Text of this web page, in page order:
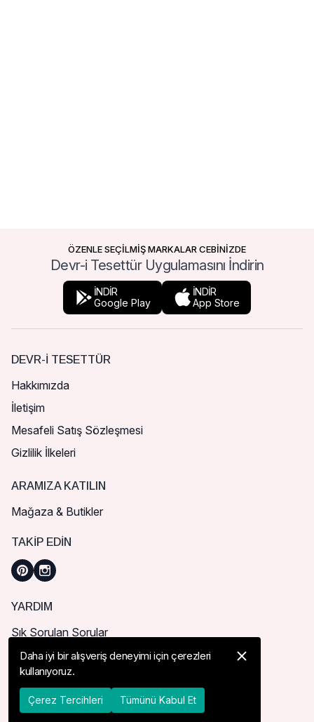
ÖZENLE SEÇİLMİŞ MARKALAR CEBİNİZDE
Devr-i Tesettür Uygulamasını İndirin
İNDİR
Google Play
İNDİR
App Store
DEVR-I TESETTÜR
Hakkımızda
İletişim
Mesafeli Satış Sözleşmesi
Gizlilik İlkeleri
ARAMIZA KATILIN
Mağaza & Butikler
TAKIP EDIN
YARDIM
Sık Sorulan Sorular
Nasıl Sipariş Verebilirim?
Kargo ve Teslimat
İade, İptal ve Değişim
Daha iyi bir alışveriş deneyimi için çerezleri
kullanıyoruz.
Çerez Tercihleri Tümünü Kabul Et